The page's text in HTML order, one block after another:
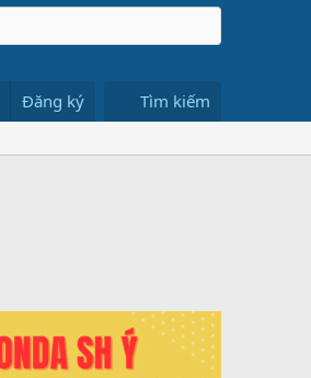
Đăng ký Tìm kiếm